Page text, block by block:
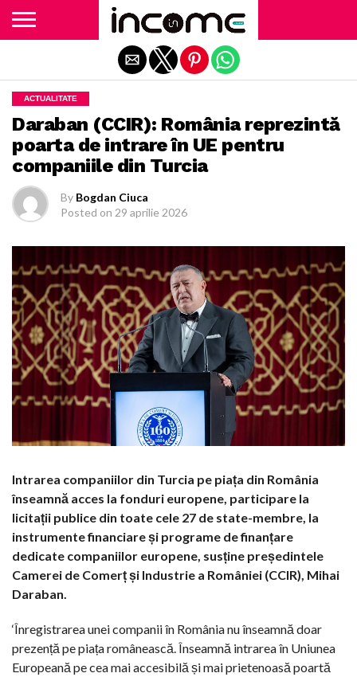
ACTUALITATE
Daraban (CCIR): România reprezintă
poarta de intrare în UE pentru
companiile din Turcia
By Bogdan Ciuca
Posted on 29 aprilie 2026
Intrarea companiilor din Turcia pe piața din România
înseamnă acces la fonduri europene, participare la
licitații publice din toate cele 27 de state-membre, la
instrumente financiare și programe de finanțare
dedicate companiilor europene, susține președintele
Camerei de Comerț și Industrie a României (CCIR), Mihai
Daraban.
‘Înregistrarea unei companii în România nu înseamnă doar
prezență pe piața românească. Înseamnă intrarea în Uniunea
Europeană pe cea mai accesibilă și mai prietenoasă poartă
Exit mobile version